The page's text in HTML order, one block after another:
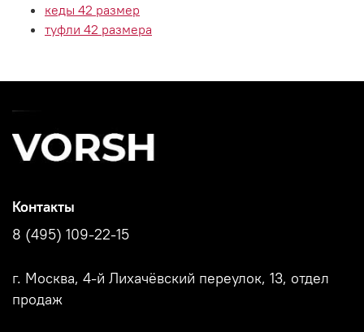
кеды 42 размер
туфли 42 размера
Контакты
8 (495) 109-22-15
г. Москва, 4-й Лихачёвский переулок, 13, отдел
продаж